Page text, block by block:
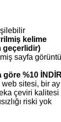
kelime
geçerlidir)
sayfa
göre %10
web sitesi, bir
çeviri kalitesi
riski yok